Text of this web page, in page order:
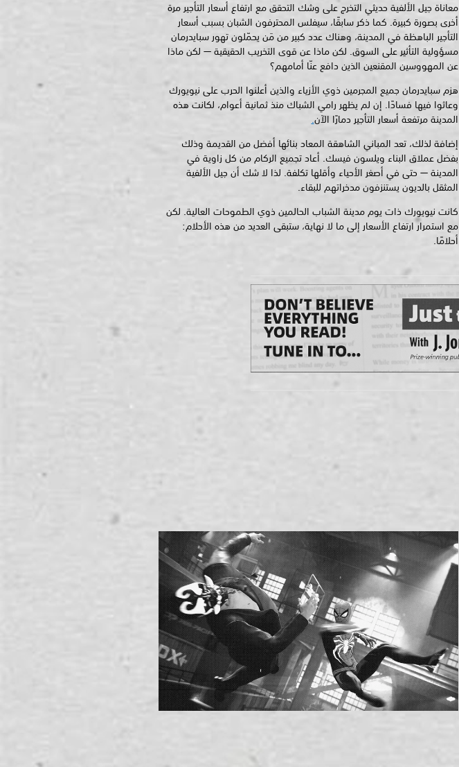
معاناة جيل الألفية حديثي التخرج على وشك التحقق مع ارتفاع أسعار التأجير مرة
أخرى بصورة كبيرة. كما ذكر سابقًا، سيفلس المحترفون الشبان بسبب أسعار
التأجير الباهظة في المدينة، وهناك عدد كبير من مَن يحمّلون تهور سبايدرمان
مسؤولية التأثير على السوق. لكن ماذا عن قوى التخريب الحقيقية — لكن ماذا
عن المهووسين المقنعين الذين دافع عنّا أمامهم؟
هزم سبايدرمان جميع المجرمين ذوي الأزياء والذين أعلنوا الحرب على نيويورك
وعاثوا فيها فسادًا. إن لم يظهر رامي الشباك منذ ثمانية أعوام، لكانت هذه
المدينة مرتفعة أسعار التأجير دمارًا الآن.
إضافة لذلك، تعد المباني الشاهقة المعاد بنائها أفضل من القديمة وذلك
بفضل عملاق البناء ويلسون فيسك. أعاد تجميع الركام من كل زاوية في
المدينة — حتى في أصغر الأحياء وأقلها تكلفة. لذا لا شك أن جيل الألفية
المثقل بالديون يستنزفون مدخراتهم للبقاء.
كانت نيويورك ذات يوم مدينة الشباب الحالمين ذوي الطموحات العالية. لكن
مع استمرار ارتفاع الأسعار إلى ما لا نهاية، ستبقى العديد من هذه الأحلام:
أحلامًا.